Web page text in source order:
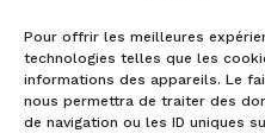
Pour offrir les meilleures
technologies telles que les
informations des appareils. Le
nous permettra de traiter des
de navigation ou les ID uniques